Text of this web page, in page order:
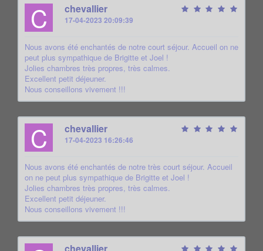
C chevallier
17-04-2023 20:09:39
Nous avons été enchantés de notre court séjour. Accueil on ne
peut plus sympathique de Brigitte et Joel !
Jolies chambres très propres, très calmes.
Excellent petit déjeuner.
Nous conseillons vivement !!!
C chevallier
17-04-2023 16:26:46
Nous avons été enchantés de notre très court séjour. Accueil
on ne peut plus sympathique de Brigitte et Joel !
Jolies chambres très propres, très calmes.
Excellent petit déjeuner.
Nous conseillons vivement !!!